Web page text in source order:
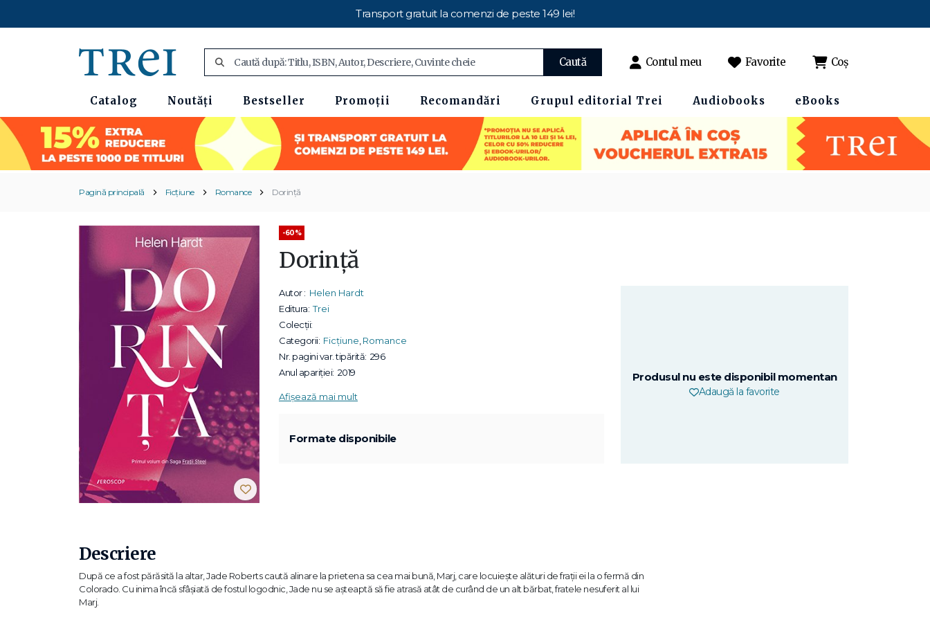
Transport gratuit la comenzi de peste 149 lei!
Caută Contul meu Favorite Coș
Catalog Noutăți Bestseller Promoții Recomandări Grupul editorial Trei Audiobooks eBooks
Pagină principală Ficțiune Romance Dorință
-60%
Dorință
Autor : Helen Hardt
Editura: Trei
Colecții:
Categorii: Ficțiune Romance
Nr. pagini var. tipărită: 296
Anul apariției: 2019
Afișează mai mult
Formate disponibile
Produsul nu este disponibil momentan
Adaugă la favorite
Descriere
După ce a fost părăsită la altar, Jade Roberts caută alinare la prietena sa cea mai bună, Marj, care locuiește alături de frații ei la o fermă din
Colorado. Cu inima încă sfâșiată de fostul logodnic, Jade nu se așteaptă să fie atrasă atât de curând de un alt bărbat, fratele nesuferit al lui
Marj.